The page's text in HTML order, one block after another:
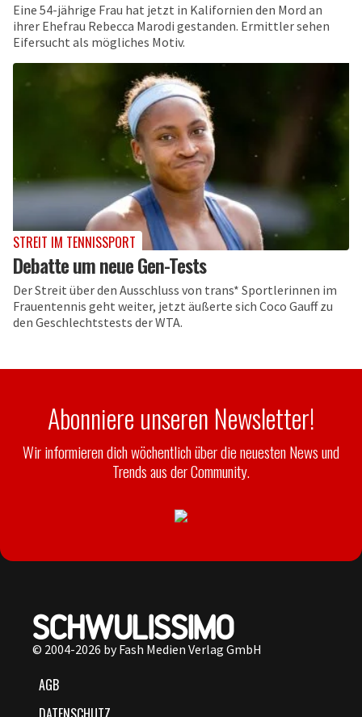
Eine 54-jährige Frau hat jetzt in Kalifornien den Mord an
ihrer Ehefrau Rebecca Marodi gestanden. Ermittler sehen
Eifersucht als mögliches Motiv.
STREIT IM TENNISSPORT
Debatte um neue Gen-Tests
Der Streit über den Ausschluss von trans* Sportlerinnen im
Frauentennis geht weiter, jetzt äußerte sich Coco Gauff zu
den Geschlechtstests der WTA.
Abonniere unseren Newsletter!
Wir informieren dich wöchentlich über die neuesten News und
Trends aus der Community.
© 2004-2026 by Fash Medien Verlag GmbH
AGB